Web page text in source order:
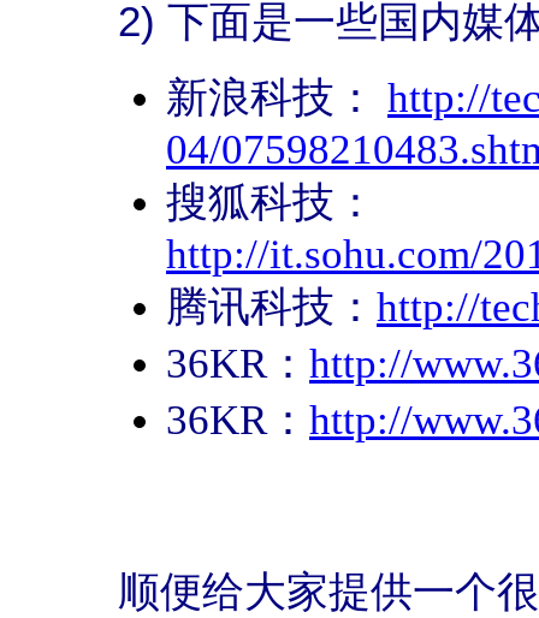
2) 下面是一些国内媒
新浪科技： http://
04/
搜狐科技：
http://it.sohu.com/
腾讯科技： http://
36KR： http://
36KR： http://
顺便给大家提供一个